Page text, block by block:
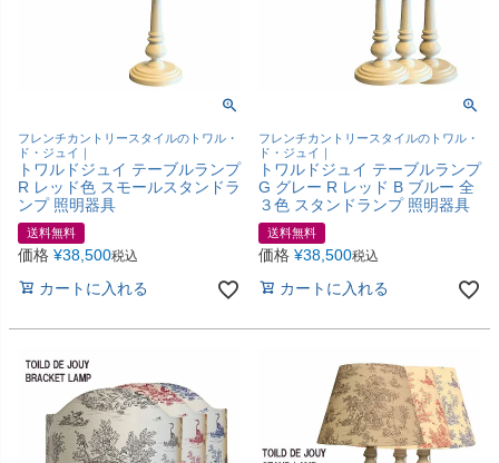
フレンチカントリースタイルのトワル・
ド・ジュイ｜
トワルドジュイ テーブルランプ
R レッド色 スモールスタンドラ
ンプ 照明器具
送料無料
価格 ¥38,500税込
カートに入れる
フレンチカントリースタイルのトワル・
ド・ジュイ｜
トワルドジュイ テーブルランプ
G グレー R レッド B ブルー 全
３色 スタンドランプ 照明器具
送料無料
価格 ¥38,500税込
カートに入れる